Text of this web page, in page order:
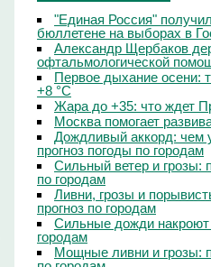
"Единая Россия"
бюллетене на выборах в
Александр Щербаков
офтальмологической
Первое дыхание осени:
+8 °C
Жара до +35: что ждет
Москва помогает
Дождливый аккорд: чем
прогноз погоды по городам
Сильный ветер и грозы:
по городам
Ливни, грозы и
прогноз по городам
Сильные дожди
городам
Мощные ливни и грозы: